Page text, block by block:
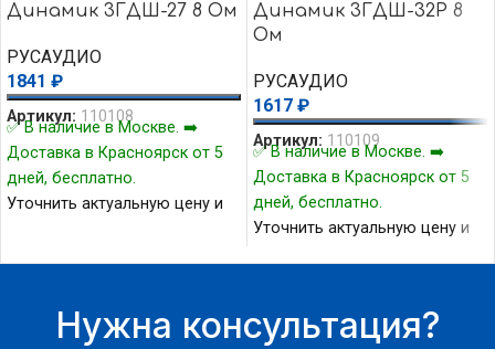
Динамик 3ГДШ-27 8 Ом
РУСАУДИО
1841 ₽
Артикул: 110108
✅ В наличие в Москве. ➡️
Доставка в Красноярск от 5
дней, бесплатно.
Уточнить актуальную цену и
Динамик 3ГДШ-32Р 8
Ом
РУСАУДИО
1617 ₽
Артикул: 110109
✅ В наличие в Москве. ➡️
Доставка в Красноярск от 5
дней, бесплатно.
Уточнить актуальную цену и
Нужна консультация?